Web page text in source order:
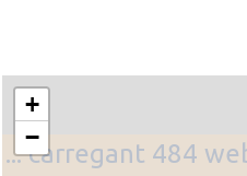
... carregant 484
+
−